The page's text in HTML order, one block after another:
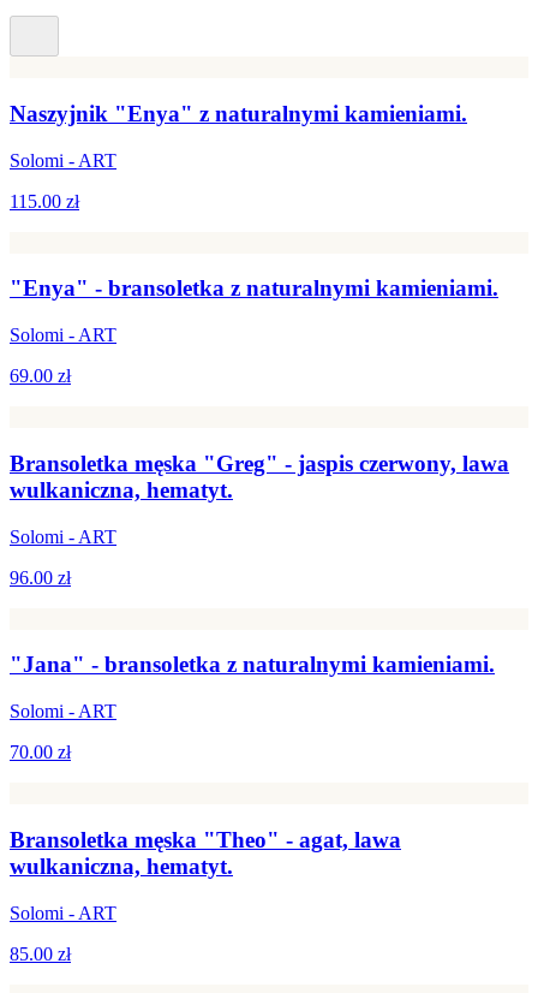
Naszyjnik "Enya" z naturalnymi kamieniami.
Solomi - ART
115.00 zł
"Enya" - bransoletka z naturalnymi kamieniami.
Solomi - ART
69.00 zł
Bransoletka męska "Greg" - jaspis czerwony, lawa
wulkaniczna, hematyt.
Solomi - ART
96.00 zł
"Jana" - bransoletka z naturalnymi kamieniami.
Solomi - ART
70.00 zł
Bransoletka męska "Theo" - agat, lawa
wulkaniczna, hematyt.
Solomi - ART
85.00 zł